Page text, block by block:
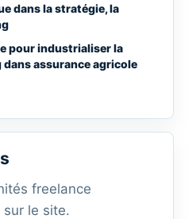
dans la stratégie, la
pour industrialiser la
assurance agricole
freelance
le site.